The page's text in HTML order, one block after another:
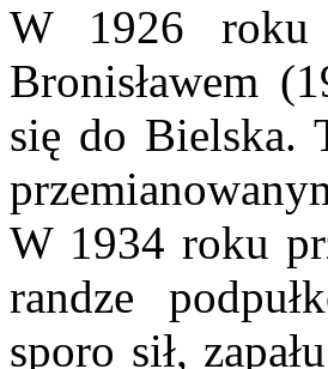
W 1926 roku
Bronisławem
się do Bielska.
W 1934 roku
randze
sporo sił,